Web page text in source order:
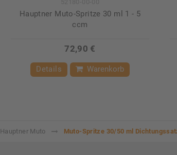
Hauptner Muto-Spritze 30 ml 1 - 5
ccm
72,90 €
Details Warenkorb
Hauptner Muto Muto-Spritze 30/50 ml